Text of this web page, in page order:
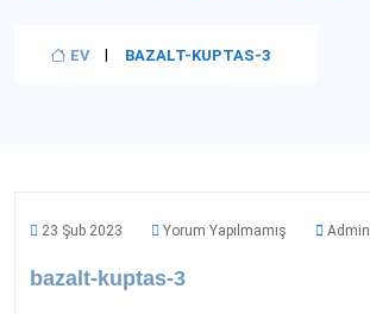
EV BAZALT-KUPTAS-3
23 Şub 2023 Yorum Yapılmamış Admin
bazalt-kuptas-3